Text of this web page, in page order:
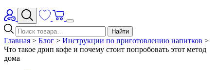
Найти
Главная > Блог > Инструкции по приготовлению напитков >
Что такое дрип кофе и почему стоит попробовать этот метод
дома